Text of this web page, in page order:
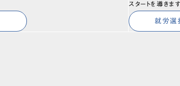
スタートを導きます
就労選